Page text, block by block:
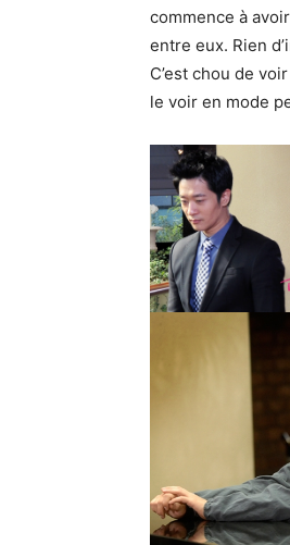
commence à
entre eux. Rien
C’est chou de
le voir en mode